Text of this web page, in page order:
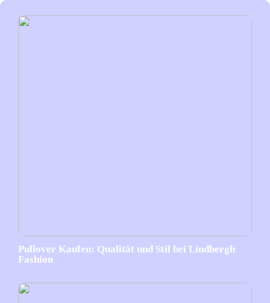
Pullover Kaufen: Qualität und Stil bei Lindbergh
Fashion